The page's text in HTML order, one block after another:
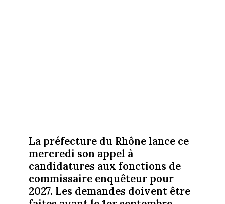
La préfecture du Rhône lance ce
mercredi son appel à
candidatures aux fonctions de
commissaire enquêteur pour
2027. Les demandes doivent être